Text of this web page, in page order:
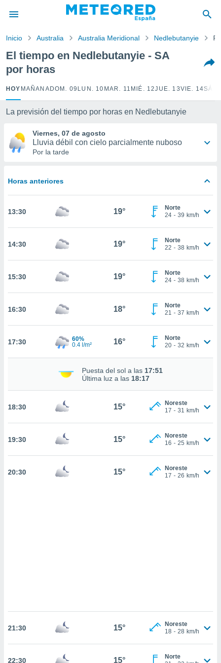
por
para
la
calidad.
a este
las
y
forma
basada
permite
coste.
botón
a la
todas
ya sean
nos
perfil
y
nuestra
de
En
CONTINUAR
Inicio Australia Australia Meridional Nedlebutanyie
El tiempo en Nedlebutanyie - SA
por horas
HOY MAÑANA DOM. 09 LUN. 10 MAR. 11 MIÉ. 12JUE. 13VIE. 14
La previsión del tiempo por horas en Nedlebutanyie
Viernes, 07 de agosto
Lluvia débil con cielo parcialmente nuboso
Por la tarde
Horas anteriores
13:30 19°
Norte
24 - 39 km/h
14:30 19°
Norte
22 - 38 km/h
15:30 19°
Norte
24 - 38 km/h
16:30 18°
Norte
21 - 37 km/h
17:30
60%
0.4 l/m²
16°
Norte
20 - 32 km/h
Puesta del sol a las 17:51
Última luz a las 18:17
18:30 15°
Noreste
17 - 31 km/h
19:30 15°
Noreste
16 - 25 km/h
20:30 15°
Noreste
17 - 26 km/h
21:30 15°
Noreste
18 - 28 km/h
22:30 15°
Norte